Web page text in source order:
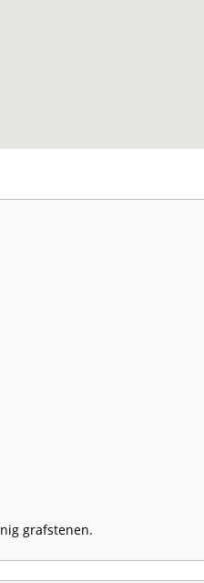
grafstenen.